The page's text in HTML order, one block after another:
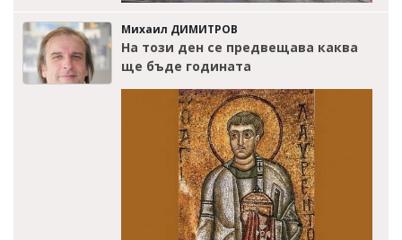
Михаил ДИМИТРОВ
На този ден се предвещава каква
ще бъде годината